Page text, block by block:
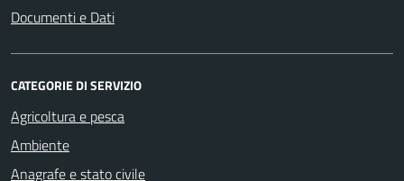
Documenti e Dati
CATEGORIE DI SERVIZIO
Agricoltura e pesca
Ambiente
Anagrafe e stato civile